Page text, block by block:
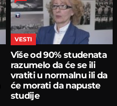
VESTI
Više od 90% studenata
razumelo da će se ili
vratiti u normalnu ili da
će morati da napuste
studije